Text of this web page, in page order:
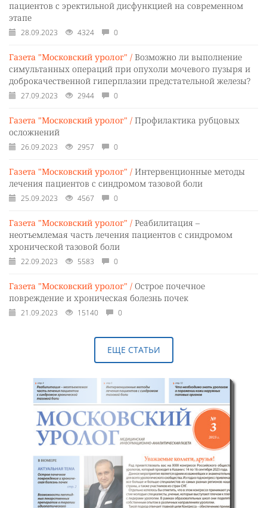
пациентов с эректильной дисфункцией на современном
этапе
28.09.2023 4324 0
Газета "Московский уролог" / Возможно ли выполнение
симультанных операций при опухоли мочевого пузыря и
доброкачественной гиперплазии предстательной железы?
27.09.2023 2944 0
Газета "Московский уролог" / Профилактика рубцовых
осложнений
26.09.2023 2957 0
Газета "Московский уролог" / Интервенционные методы
лечения пациентов с синдромом тазовой боли
25.09.2023 4567 0
Газета "Московский уролог" / Реабилитация –
неотъемлемая часть лечения пациентов с синдромом
хронической тазовой боли
22.09.2023 5583 0
Газета "Московский уролог" / Острое почечное
повреждение и хроническая болезнь почек
21.09.2023 15140 0
ЕЩЕ СТАТЬИ